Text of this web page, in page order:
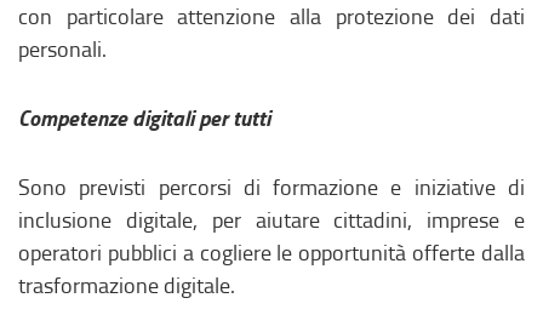
con particolare attenzione alla protezione dei dati
personali.
Competenze digitali per tutti
Sono previsti percorsi di formazione e iniziative di
inclusione digitale, per aiutare cittadini, imprese e
operatori pubblici a cogliere le opportunità offerte dalla
trasformazione digitale.